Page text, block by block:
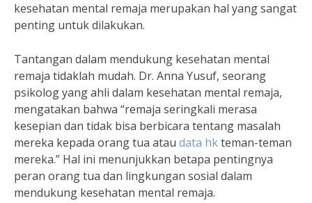
kesehatan mental remaja merupakan hal yang sangat
penting untuk dilakukan.
Tantangan dalam mendukung kesehatan mental
remaja tidaklah mudah. Dr. Anna Yusuf, seorang
psikolog yang ahli dalam kesehatan mental remaja,
mengatakan bahwa “remaja seringkali merasa
kesepian dan tidak bisa berbicara tentang masalah
mereka kepada orang tua atau data hkteman-teman
mereka.” Hal ini menunjukkan betapa pentingnya
peran orang tua dan lingkungan sosial dalam
mendukung kesehatan mental remaja.